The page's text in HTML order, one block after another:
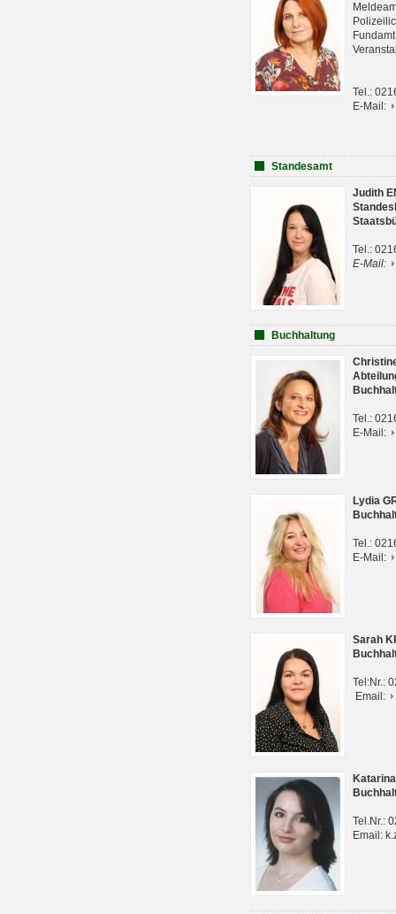
Tel.:
E-Mail:
Standesamt
Judith
Tel.:
E-Mail:
Buchhaltung
Tel.:
E-Mail:
Lydia
Tel.:
E-Mail:
Sarah
Tel:Nr.:
Email:
Tel.Nr.:
Email: